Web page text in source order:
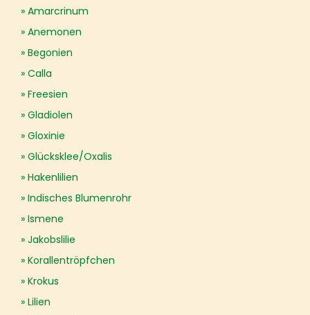
Amarcrinum
Anemonen
Begonien
Calla
Freesien
Gladiolen
Gloxinie
Glücksklee/Oxalis
Hakenlilien
Indisches Blumenrohr
Ismene
Jakobslilie
Korallentröpfchen
Krokus
Lilien